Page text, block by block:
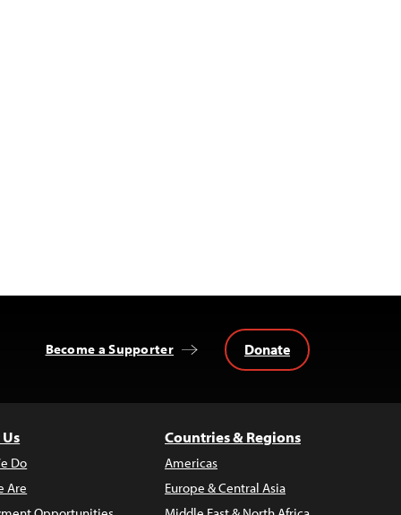
Become a Supporter Donate
Do
Are
Countries & Regions
Americas
Europe & Central Asia